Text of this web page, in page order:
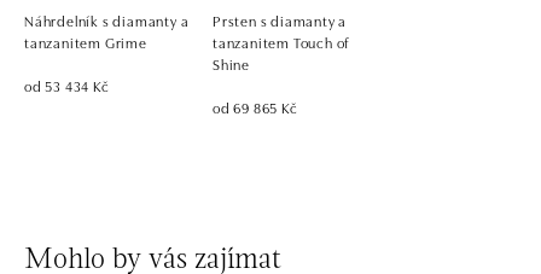
Náhrdelník s diamanty a
tanzanitem Grime
od 53 434 Kč
Prsten s diamanty a
tanzanitem Touch of
Shine
od 69 865 Kč
Mohlo by vás zajímat